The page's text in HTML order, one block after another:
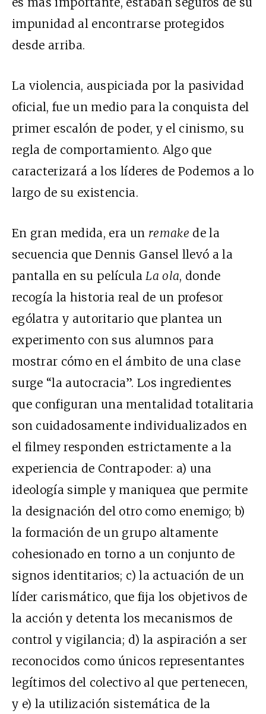
impunidad al encontrarse protegidos
desde arriba.
La violencia, auspiciada por la pasividad
oficial, fue un medio para la conquista del
primer escalón de poder, y el cinismo, su
regla de comportamiento. Algo que
caracterizará a los líderes de Podemos a lo
largo de su existencia.
En gran medida, era un remake de la
secuencia que Dennis Gansel llevó a la
pantalla en su películaLa ola, donde
recogía la historia real de un profesor
ególatra y autoritario que plantea un
experimento con sus alumnos para
mostrar cómo en el ámbito de una clase
surge “la autocracia”. Los ingredientes
que configuran una mentalidad totalitaria
son cuidadosamente individualizados en
el filmey responden estrictamente a la
experiencia de Contrapoder: a) una
ideología simple y maniquea que permite
la designación del otro como enemigo; b)
la formación de un grupo altamente
cohesionado en torno a un conjunto de
signos identitarios; c) la actuación de un
líder carismático, que fija los objetivos de
la acción y detenta los mecanismos de
control y vigilancia; d) la aspiración a ser
reconocidos como únicos representantes
legítimos del colectivo al que pertenecen,
y e) la utilización sistemática de la